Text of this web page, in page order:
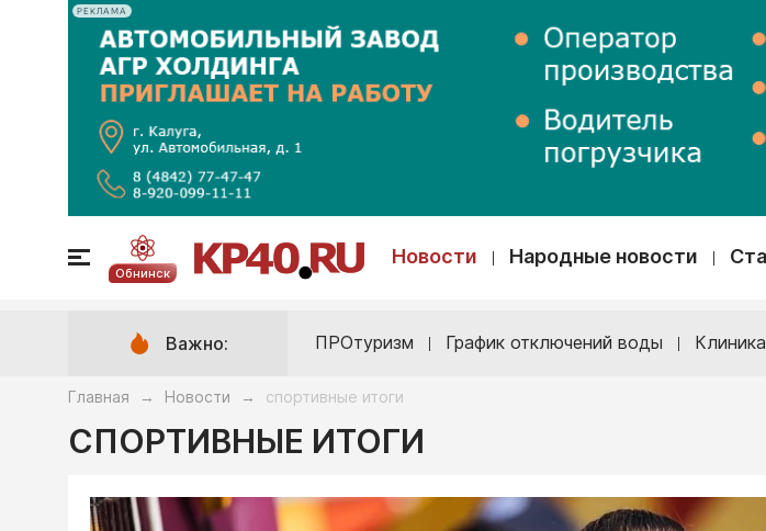
РЕКЛАМА
Обнинск
Новости Народные новости
Важно: ПРОтуризм График отключений воды
Главная → Новости → спортивные итоги
СПОРТИВНЫЕ ИТОГИ